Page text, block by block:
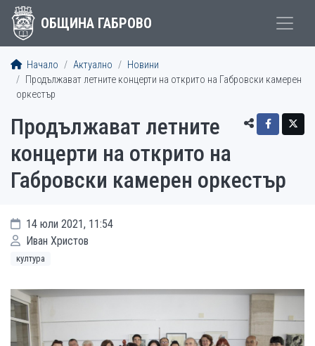
ОБЩИНА ГАБРОВО
Начало Актуално
Новини
Продължават летните концерти на открито на Габровски камерен
оркестър
Продължават летните
концерти на открито на
Габровски камерен оркестър
14 юли 2021, 11:54
Иван Христов
култура